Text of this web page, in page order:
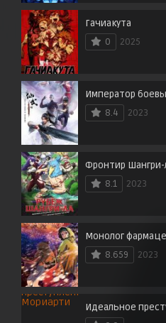
Гачиакута
0
2025
Император
8.4
2023
Фронтир Шангри-
8.1
2023
Монолог
8.659
2023
Идеальное